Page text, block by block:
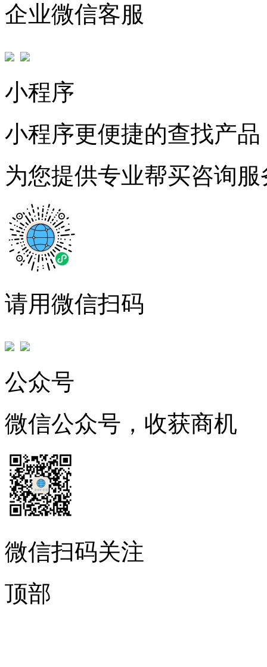
企业微信客服
小程序
小程序更便捷的查找产品
为您提供专业帮买咨询服
请用微信扫码
公众号
微信公众号，收获商机
微信扫码关注
顶部